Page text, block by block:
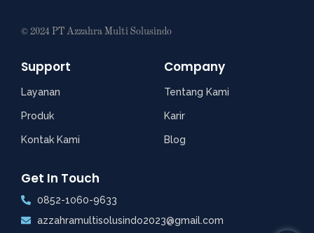
© 2024 PT Azzahra Multi Solusindo
Support
Layanan
Produk
Kontak Kami
Company
Tentang Kami
Karir
Blog
Get In Touch
0852-1060-9633
azzahramultisolusindo2023@gmail.com